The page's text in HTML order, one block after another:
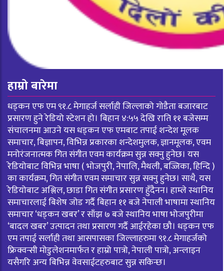
हाम्रो बारेमा
धड्कन एफ एम ९१.८ मेगाहर्ज सर्लाही जिल्लाको गोडैता बजारबाट
प्रसारण हुने रेडियो स्टेशन हो। बिहान ४:५५ देखि राति ११ बजेसम्म
संचालनमा आउने यस धड्कन एफ एमबाट तपाई शन्देश मूलक
समाचार, बिज्ञापन, विभिन्न प्रकारका शन्देशमुलक, ज्ञानमूलक, एवम
मनोरंजनात्मक गित संगीत एवम कार्यक्रम सुन्न सक्नु हुनेछ। यस
रेडियोबाट विभिन्न भाषा ( भोजपुरी, नेपालि, मैथली, बज्जिका, हिन्दि )
का कार्यक्रम, गित संगीत एवम समाचार सुन्न सक्नु हुनेछ। साथै, यस
रेडियोबाट अश्लिल, छाडा गित संगीत प्रसारण हुँदैनन। हाम्ले स्थानिय
समाचारलाई बिशेष जोड गर्दै बिहान ११ बजे नेपाली भाषामा स्थानिय
समाचार ‘धड्कन खबर’ र साँझ ७ बजे स्थानिय भाषा भोजपुरीमा
‘बादल खबर’ उत्पादन तथा प्रसारण गर्दै आईरहेका छौ। धड्कन एफ
एम तपाई सर्लाही तथा आसपासका जिल्लाहरुमा ९१.८ मेगाहर्जको
फ्रिक्वन्सी मोडुलेशनमार्फत र हाम्रो पात्रो, नेपाली पात्रो, अन्लाइन
यसैगरि अन्य बिभिन्न वेवसाईटहरुबाट सुन्न सकिन्छ।